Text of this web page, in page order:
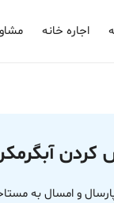
اجاره خانه
پارسال و امسال به